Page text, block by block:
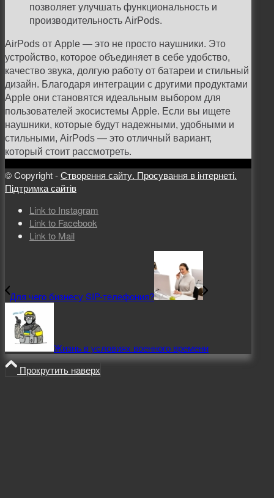
позволяет улучшать функциональность и
производительность AirPods.
AirPods от Apple — это не просто наушники. Это
устройство, которое объединяет в себе удобство,
качество звука, долгую работу от батареи и стильный
дизайн. Благодаря интеграции с другими продуктами
Apple они становятся идеальным выбором для
пользователей экосистемы Apple. Если вы ищете
наушники, которые будут надежными, удобными и
стильными, AirPods — это отличный вариант,
который стоит рассмотреть.
© Copyright -Створення сайту. Просування в інтернеті.
Підтримка сайтів
Link to Instagram
Link to Facebook
Link to Mail
Для чего бизнесу SIP-телефония?
Жизнь в условиях военного времени
Прокрутить наверх